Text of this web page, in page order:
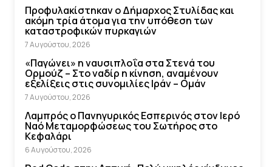
Προφυλακίστηκαν ο Δήμαρχος Στυλίδας και
ακόμη τρία άτομα για την υπόθεση των
καταστροφικών πυρκαγιών
7 Αυγούστου, 2026
«Παγώνει» η ναυσιπλοΐα στα Στενά του
Ορμούζ – Στο ναδίρ η κίνηση, αναμένουν
εξελίξεις στις συνομιλίες Ιράν – Ομάν
7 Αυγούστου, 2026
Λαμπρός ο Πανηγυρικός Εσπερινός στον Ιερό
Ναό Μεταμορφώσεως του Σωτήρος στο
Κεφαλάρι
6 Αυγούστου, 2026